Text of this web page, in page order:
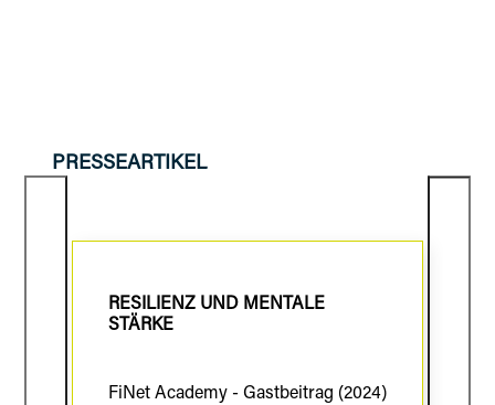
PRESSEARTIKEL
RESILIENZ UND MENTALE
STÄRKE
FiNet Academy - Gastbeitrag (2024)